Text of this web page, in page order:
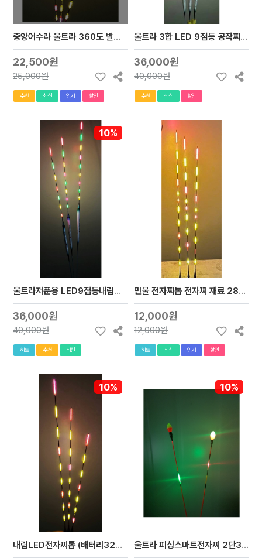
중앙어수라 울트라 360도 발광 찌톱만24cm(8목),26cm(9목),29cm(10목)(cr-322배터리사용)
22,500원
25,000원
추천 최신 인기 할인
울트라 3합 LED 9점등 공작찌 L 사이즈 톱길이 270mm(배터리 cr-322미포함)20000원이상구매시택배비무료
36,000원
40,000원
추천 최신 할인
10%
울트라저푼용 LED9점등내림공작찌 1개당(배터리cr-322미포함)무료배송
36,000원
40,000원
히트 추천 최신
민물 전자찌톱 전자찌 재료 28CM,30CM,32CM(배터리-322) 20000이상구매시 무료배송
12,000원
12,000원
히트 최신 인기 할인
10%
내림LED전자찌톱 (배터리322사용)20000원이상 구매시 무료배송
10%
울트라 피싱스마트전자찌 2단3단찌톱 (배터리 425 )20000원이상 구매시 무료배송